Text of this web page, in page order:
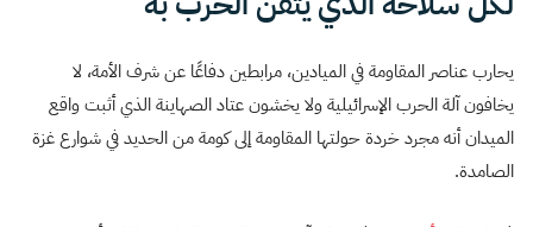
يحارب عناصر المقاومة في الميادين، مرابطين دفاعًا عن شرف الأمة، لا
يخافون آلة الحرب الإسرائيلية ولا يخشون عتاد الصهاينة الذي أثبت واقع
الميدان أنه مجرد خردة حولتها المقاومة إلى كومة من الحديد في شوارع غزة
الصامدة.